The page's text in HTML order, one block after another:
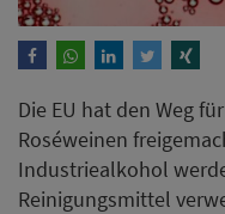
Die EU hat den Weg
Roséweinen
Industriealkohol
Reinigungsmittel